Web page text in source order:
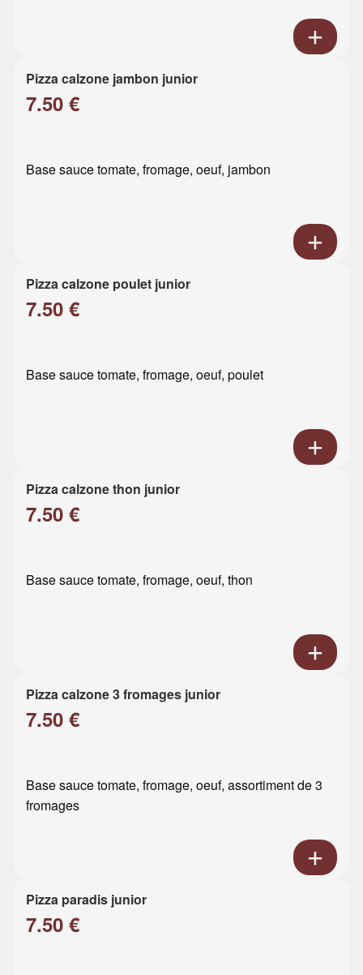
Pizza calzone jambon junior
7.50 €
Base sauce tomate, fromage, oeuf, jambon
Pizza calzone poulet junior
7.50 €
Base sauce tomate, fromage, oeuf, poulet
Pizza calzone thon junior
7.50 €
Base sauce tomate, fromage, oeuf, thon
Pizza calzone 3 fromages junior
7.50 €
Base sauce tomate, fromage, oeuf, assortiment de 3
fromages
Pizza paradis junior
7.50 €